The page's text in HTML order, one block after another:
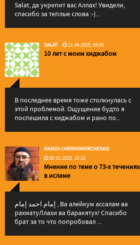
Salat, да укрепит вас Аллаx! Увидели,
спасибо за теплые слова :-)...
SALAT 11.04.2025, 09:02
10 лет с моим хиджабом
В последнее время тоже столкнулась с
этой проблемой. Ощущение будто я
поспешила с хиджабом и рано по...
HAMZA CHERNOMORCHENKO
30.01.2025, 15:22
Мнение по теме о 73-х течениях
в исламе
إمام احمد إمام , Ва алейкум ассалам ва
рахматуЛлахи ва баракятух! Спасибо
брат за то что попробовал ...